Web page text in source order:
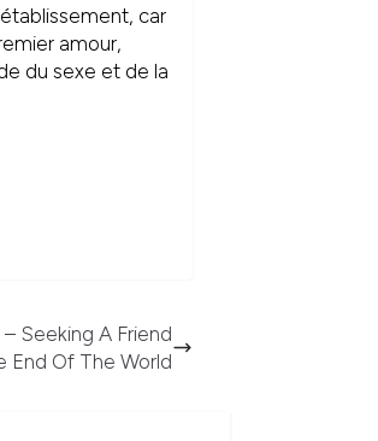
car
amour,
du sexe et de la
Seeking A Friend
End Of The World